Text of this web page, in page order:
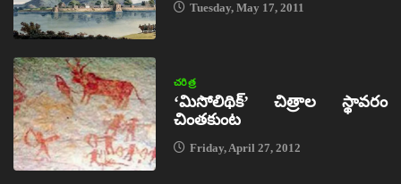
Tuesday, May 17, 2011
చరిత్ర
‘మిసోలిథిక్‌’ చిత్రాల స్థావరం
చింతకుంట
Friday, April 27, 2012